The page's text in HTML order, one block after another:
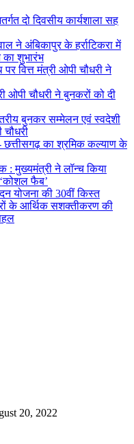
दो दिवसीय कार्यशाला सह
ने अंबिकापुर के हर्राटिकरा में
का शुभारंभ
वित्त मंत्री ओपी चौधरी ने
ओपी चौधरी ने बुनकरों को दी
बुनकर सम्मेलन एवं स्वदेशी
चौधरी
छत्तीसगढ़ का श्रमिक कल्याण के
: मुख्यमंत्री ने लॉन्च किया
फैब’
योजना की 30वीं किस्त
के आर्थिक सशक्तीकरण की
20, 2022